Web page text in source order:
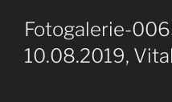
Fotogalerie-
10.08.2019,